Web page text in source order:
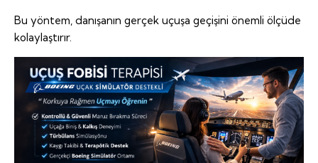
Bu yöntem, danışanın gerçek uçuşa geçişini önemli ölçüde
kolaylaştırır.